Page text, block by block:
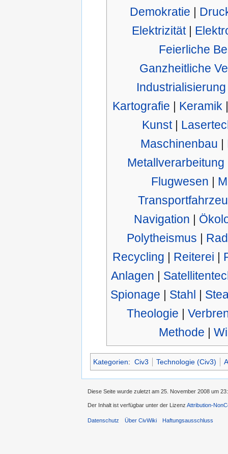
Demokratie |
Elektrizität|
Feierliche
Ganzheitliche
Industrialisierung
Kartografie | Keramik
Kunst|
Maschinenbau |
Metallverarbeitung
Flugwesen |
Navigation |
Polytheismus | Rad
Recycling | Reiterei |
Anlagen |
Spionage | Stahl |
Theologie |
Methode |
Kategorien: Civ3 Technologie (Civ3)
Diese Seite wurde zuletzt am 25. November 2008 um
Der Inhalt ist verfügbar unter der Lizenz Attribution-
Datenschutz Über CivWiki Haftungsausschluss